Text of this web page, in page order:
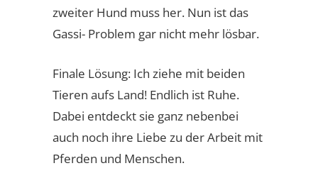
zweiter Hund muss her. Nun ist das
Gassi- Problem gar nicht mehr lösbar.
Finale Lösung: Ich ziehe mit beiden
Tieren aufs Land! Endlich ist Ruhe.
Dabei entdeckt sie ganz nebenbei
auch noch ihre Liebe zu der Arbeit mit
Pferden und Menschen.